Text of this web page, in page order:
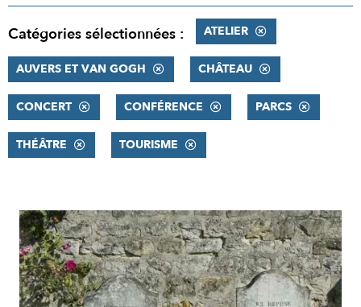
Catégories sélectionnées : ATELIER
AUVERS ET VAN GOGH CHÂTEAU
CONCERT CONFÉRENCE PARCS
THÉÂTRE TOURISME
RÉSULTATS